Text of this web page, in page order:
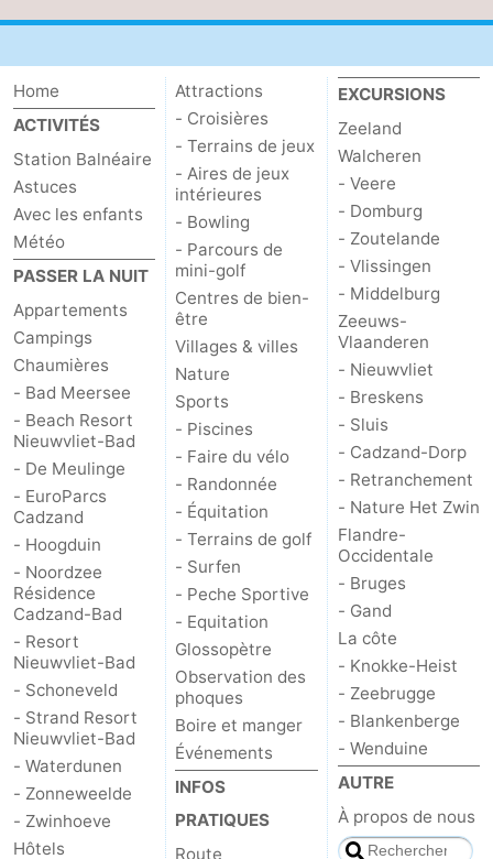
Home
ACTIVITÉS
Station Balnéaire
Astuces
Avec les enfants
Météo
PASSER LA NUIT
Appartements
Campings
Chaumières
- Bad Meersee
- Beach Resort
Nieuwvliet-Bad
- De Meulinge
- EuroParcs
Cadzand
- Hoogduin
- Noordzee
Résidence
Cadzand-Bad
- Resort
Nieuwvliet-Bad
- Schoneveld
- Strand Resort
Nieuwvliet-Bad
- Waterdunen
- Zonneweelde
- Zwinhoeve
Hôtels
Attractions
- Croisières
- Terrains de jeux
- Aires de jeux
intérieures
- Bowling
- Parcours de
mini-golf
Centres de bien-
être
Villages & villes
Nature
Sports
- Piscines
- Faire du vélo
- Randonnée
- Équitation
- Terrains de golf
- Surfen
- Peche Sportive
- Equitation
Glossopètre
Observation des
phoques
Boire et manger
Événements
INFOS
PRATIQUES
Route
EXCURSIONS
Zeeland
Walcheren
- Veere
- Domburg
- Zoutelande
- Vlissingen
- Middelburg
Zeeuws-
Vlaanderen
- Nieuwvliet
- Breskens
- Sluis
- Cadzand-Dorp
- Retranchement
- Nature Het Zwin
Flandre-
Occidentale
- Bruges
- Gand
La côte
- Knokke-Heist
- Zeebrugge
- Blankenberge
- Wenduine
AUTRE
À propos de nous